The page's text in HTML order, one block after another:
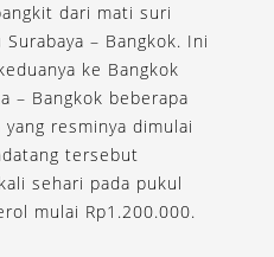
dari mati suri
– Bangkok. Ini
ke Bangkok
– Bangkok beberapa
resminya dimulai
tersebut
sehari pada pukul
mulai Rp1.200.000.